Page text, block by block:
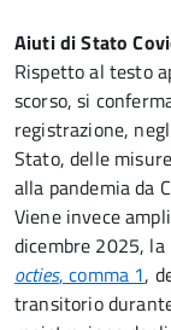
Aiuti di Stato
Rispetto al testo
scorso, si
registrazione,
Stato, delle
alla pandemia da
Viene invece
dicembre 2025, la
octies, comma 1,
transitorio